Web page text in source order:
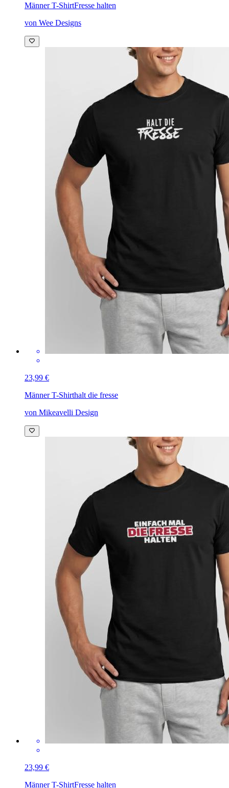
Männer T-ShirtFresse halten
von Wee Designs
23,99 €
Männer T-Shirthalt die fresse
von Mikeavelli Design
23,99 €
Männer T-ShirtFresse halten